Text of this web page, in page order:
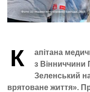
К
апітана
з Вінниччини
Зеленський
врятоване життя».